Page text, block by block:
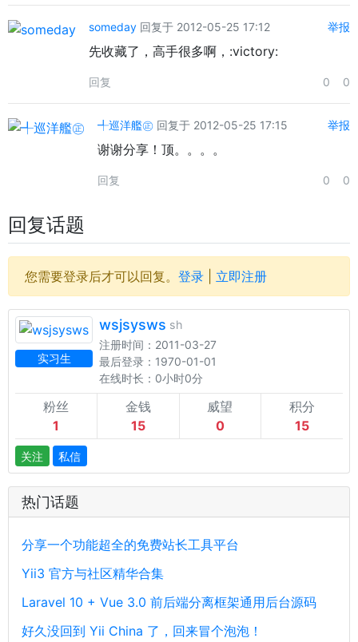
someday 回复于 2012-05-25 17:12 举报
先收藏了，高手很多啊，:victory:
回复 0 0
╃巡洋艦㊣ 回复于 2012-05-25 17:15 举报
谢谢分享！顶。。。。
回复 0 0
回复话题
您需要登录后才可以回复。 登录 立即注册
实习生
wsjsysws sh
注册时间：2011-03-27
最后登录：1970-01-01
在线时长：0小时0分
粉丝
1
金钱
15
威望
0
积分
15
关注 私信
热门话题
分享一个功能超全的免费站长工具平台
Yii3 官方与社区精华合集
Laravel 10 + Vue 3.0 前后端分离框架通用后台源码
好久没回到 Yii China 了，回来冒个泡泡！